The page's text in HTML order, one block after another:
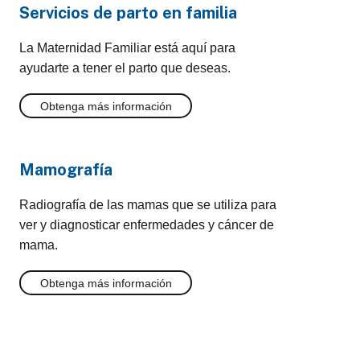
Servicios de parto en familia
La Maternidad Familiar está aquí para
ayudarte a tener el parto que deseas.
Obtenga más información
Mamografía
Radiografía de las mamas que se utiliza para
ver y diagnosticar enfermedades y cáncer de
mama.
Obtenga más información